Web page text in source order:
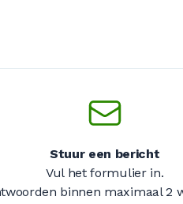
Stuur een bericht
Vul het formulier in.
binnen maximaal2